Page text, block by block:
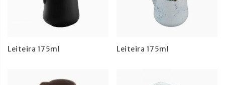
Leiteira 175ml Leiteira 175ml